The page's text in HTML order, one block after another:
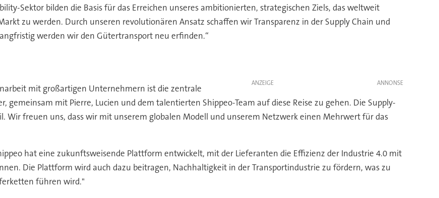
Sektor bilden die Basis für das Erreichen unseres ambitionierten, strategischen Ziels, das weltweit
zu werden. Durch unseren revolutionären Ansatz schaffen wir Transparenz in der Supply Chain und
werden wir den Gütertransport neu erfinden.“
ANZEIGE
mit großartigen Unternehmern ist die zentrale
gemeinsam mit Pierre, Lucien und dem talentierten Shippeo-Team auf diese Reise zu gehen. Die Supply-
Wir freuen uns, dass wir mit unserem globalen Modell und unserem Netzwerk einen Mehrwert für das
hat eine zukunftsweisende Plattform entwickelt, mit der Lieferanten die Effizienz der Industrie 4.0 mit
Die Plattform wird auch dazu beitragen, Nachhaltigkeit in der Transportindustrie zu fördern, was zu
führen wird."